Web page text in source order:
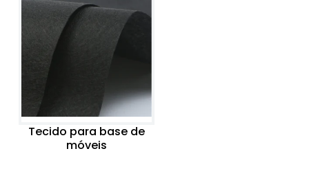
Tecido para base de
móveis